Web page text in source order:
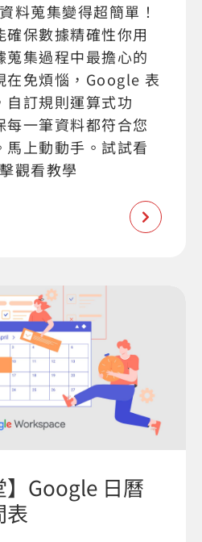
料蒐集變得超簡單！
保數據精確性你用
集過程中最擔心的
在免煩惱，Google 表
自訂規則運算式功
每一筆資料都符合您
上動動手。試試看
觀看教學
】Google 日曆
表